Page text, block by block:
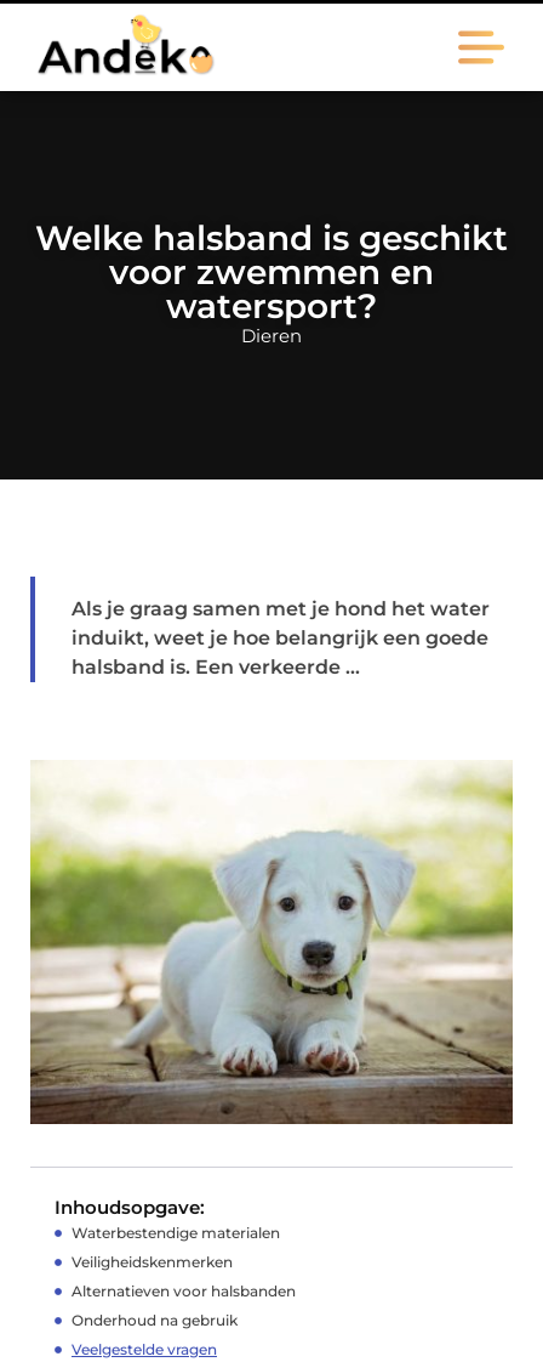
Welke halsband is geschikt
voor zwemmen en
watersport?
Dieren
Als je graag samen met je hond het water
induikt, weet je hoe belangrijk een goede
halsband is. Een verkeerde ...
Inhoudsopgave:
Waterbestendige materialen
Veiligheidskenmerken
Alternatieven voor halsbanden
Onderhoud na gebruik
Veelgestelde vragen